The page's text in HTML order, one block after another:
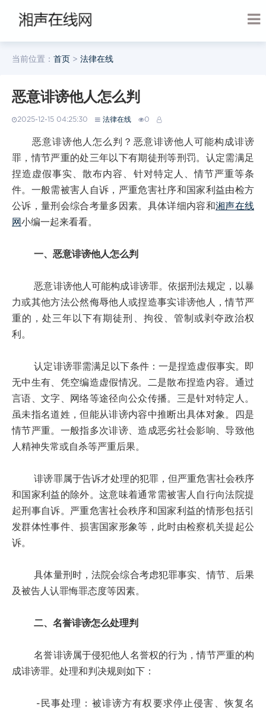
当前位置： 首页 > 法律在线
恶意诽谤他人怎么判
2025-12-15 04:25:30 法律在线 0
恶意诽谤他人怎么判？恶意诽谤他人可能构成诽谤
罪，情节严重的处三年以下有期徒刑等刑罚。认定需满足
捏造虚假事实、散布内容、针对特定人、情节严重等条
件。一般需被害人自诉，严重危害社序和国家利益由检方
公诉，量刑会综合考量多因素。具体详细内容和湘声在线
网小编一起来看看。
一、恶意诽谤他人怎么判
恶意诽谤他人可能构成诽谤罪。依据刑法规定，以暴
力或其他方法公然侮辱他人或捏造事实诽谤他人，情节严
重的，处三年以下有期徒刑、拘役、管制或剥夺政治权
利。
认定诽谤罪需满足以下条件：一是捏造虚假事实。即
无中生有、凭空编造虚假情况。二是散布捏造内容。通过
言语、文字、网络等途径向公众传播。三是针对特定人。
虽未指名道姓，但能从诽谤内容中推断出具体对象。四是
情节严重。一般指多次诽谤、造成恶劣社会影响、导致他
人精神失常或自杀等严重后果。
诽谤罪属于告诉才处理的犯罪，但严重危害社会秩序
和国家利益的除外。这意味着通常需被害人自行向法院提
起刑事自诉。严重危害社会秩序和国家利益的情形包括引
发群体性事件、损害国家形象等，此时由检察机关提起公
诉。
具体量刑时，法院会综合考虑犯罪事实、情节、后果
及被告人认罪悔罪态度等因素。
二、名誉诽谤怎么处理判
名誉诽谤属于侵犯他人名誉权的行为，情节严重的构
成诽谤罪。处理和判决规则如下：
-民事处理：被诽谤方有权要求停止侵害、恢复名